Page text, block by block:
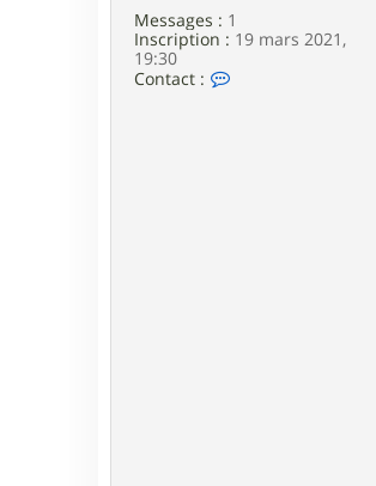
Messages : 1
Inscription : 19 mars 2021,
19:30
Contact :